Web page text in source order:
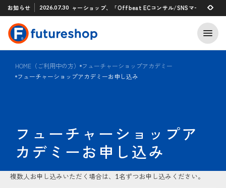
お知らせ
アプリ 「STAFF START」とのタグ連携を開始
2026.07.30
フューチャーショップ、「Offbeat ECコンサル/SNSマーケティング
2026.07.29
HOME（ご利用中の方）
フューチャーショップアカデミー
フューチャーショップアカデミーお申し込み
フューチャーショップア
カデミーお申し込み
複数人お申し込みいただく場合は、1名ずつお申し込みください。